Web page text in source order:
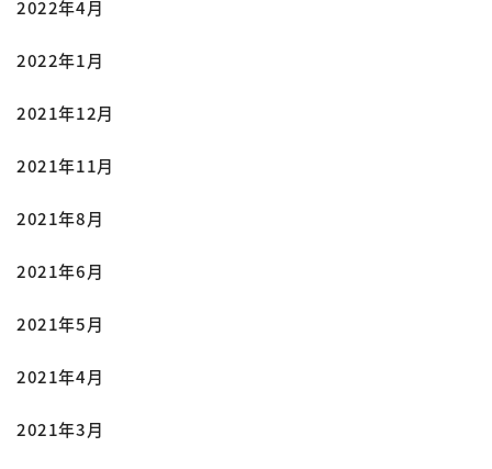
2022年4月
2022年1月
2021年12月
2021年11月
2021年8月
2021年6月
2021年5月
2021年4月
2021年3月